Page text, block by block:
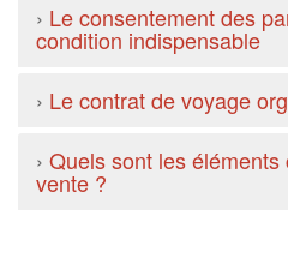
› Le consentement des
condition indispensable
› Le contrat de voyage
› Quels sont les
vente ?